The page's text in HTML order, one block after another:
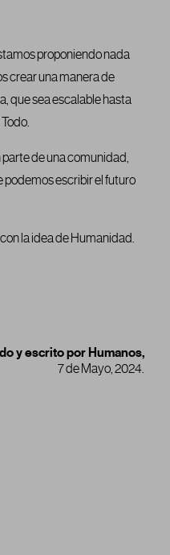
proponiendo nada
crear una manera de
que sea escalable hasta
de una comunidad,
podemos escribir el futuro
la idea de Humanidad.
y escrito por Humanos,
7 de Mayo, 2024.